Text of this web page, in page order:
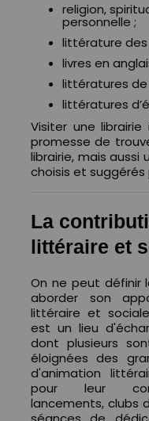
religion,
personnelle ;
littérature des
livres en
littératures de
littératures
Visiter une
promesse de
librairie, mais
choisis et suggérés
La
littéraire et
On ne peut définir
aborder son
littéraire et
est un lieu
dont plusieurs
éloignées des
d'animation
pour leur
lancements, clubs